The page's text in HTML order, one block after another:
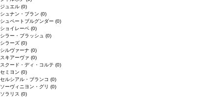
ジュエル (0)
シュナン・ブラン (0)
シュペートブルグンダー (0)
ショイレーベ (0)
シラー・ブラッシュ (0)
シラーズ (0)
シルヴァーナ (0)
スキアーヴァ (0)
スクード・ディ・コルテ (0)
セミヨン (0)
セルシアル・ブランコ (0)
ソーヴィニヨン・グリ (0)
ソラリス (0)